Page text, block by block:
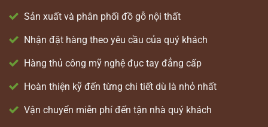
Sản xuất và phân phối đồ gỗ nội thất
Nhận đặt hàng theo yêu cầu của quý khách
Hàng thủ công mỹ nghệ đục tay đẳng cấp
Hoàn thiện kỹ đến từng chi tiết dù là nhỏ nhất
Vận chuyển miễn phí đến tận nhà quý khách